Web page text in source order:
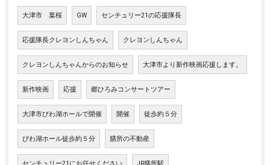
大津市 葉桜 GW センチュリー21の応援隊長
応援隊長クレヨンしんちゃん クレヨンしんちゃん
クレヨンしんちゃんからのお知らせ 大津市より新作映画応援します。
新作映画 応援 郷ひろみコンサートツアー
大津市びわ湖ホールで開催 開催 徒歩約５分
びわ湖ホール徒歩約５分 膳所の不動産